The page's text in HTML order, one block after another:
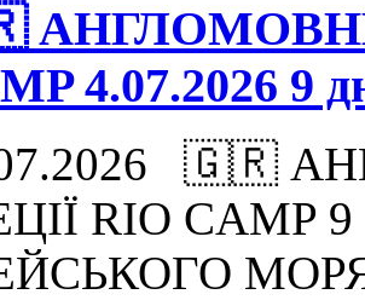
4.07.2026 9
🇬🇷
RIO CAMP 9